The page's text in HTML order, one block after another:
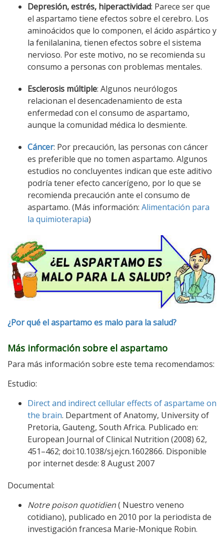
Depresión, estrés, hiperactividad: Parece ser que
el aspartamo tiene efectos sobre el cerebro. Los
aminoácidos que lo componen, el ácido aspártico y
la fenilalanina, tienen efectos sobre el sistema
nervioso. Por este motivo, no se recomienda su
consumo a personas con problemas mentales.
Esclerosis múltiple: Algunos neurólogos
relacionan el desencadenamiento de esta
enfermedad con el consumo de aspartamo,
aunque la comunidad médica lo desmiente.
Cáncer: Por precaución, las personas con cáncer
es preferible que no tomen aspartamo. Algunos
estudios no concluyentes indican que este aditivo
podría tener efecto cancerígeno, por lo que se
recomienda precaución ante el consumo de
aspartamo. (Más información: Alimentación para
la quimioterapia)
¿Por qué el aspartamo es malo para la salud?
Más información sobre el aspartamo
Para más información sobre este tema recomendamos:
Estudio:
Direct and indirect cellular effects of aspartame on
the brain. Department of Anatomy, University of
Pretoria, Gauteng, South Africa. Publicado en:
European Journal of Clinical Nutrition (2008) 62,
451–462; doi:10.1038/sj.ejcn.1602866. Disponible
por internet desde: 8 August 2007
Documental:
Notre poison quotidien( Nuestro veneno
cotidiano), publicado en 2010 por la periodista de
investigación francesa Marie-Monique Robin.